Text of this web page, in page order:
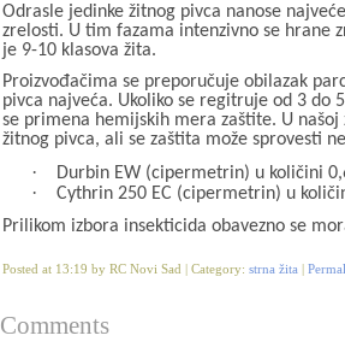
Odrasle jedinke žitnog pivca nanose
zrelosti. U tim fazama intenzivno se hrane
je 9-10 klasova žita.
Proizvođačima se preporučuje obilazak
pivca najveća. Ukoliko se regitruje od 3
se primena hemijskih mera zaštite. U
žitnog pivca, ali se zaštita može sprovesti
· Durbin EW (cipermetrin) u količini
·
Cythrin 250 EC (cipermetrin) u
Prilikom izbora insekticida obavezno se
Posted at 13:19 by RC Novi Sad | Category: strna žita
Comments